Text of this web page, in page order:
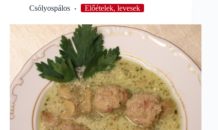
Csólyospálos Előételek, levesek